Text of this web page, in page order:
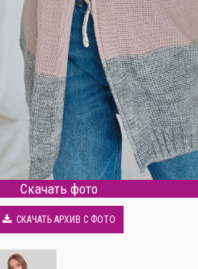
Скачать фото
СКАЧАТЬ АРХИВ С ФОТО